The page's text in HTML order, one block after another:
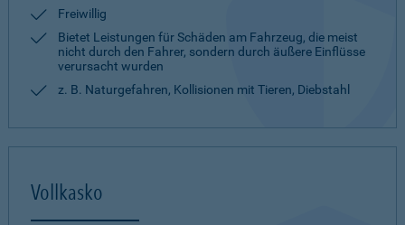
Freiwillig
Bietet Leistungen für Schäden am Fahrzeug, die meist
nicht durch den Fahrer, sondern durch äußere Einflüsse
verursacht wurden
z. B. Naturgefahren, Kollisionen mit Tieren, Diebstahl
Vollkasko